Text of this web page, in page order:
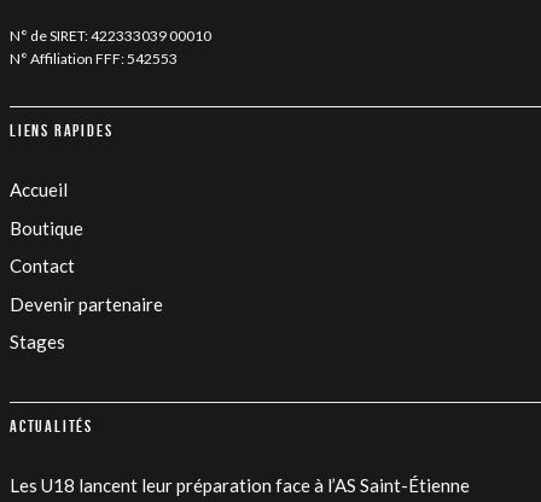
N° de SIRET: 422333039 00010
N° Affiliation FFF: 542553
Liens rapides
Accueil
Boutique
Contact
Devenir partenaire
Stages
Actualités
Les U18 lancent leur préparation face à l’AS Saint-Étienne